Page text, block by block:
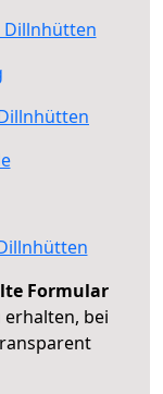
Dillnhütten
Formular
bei